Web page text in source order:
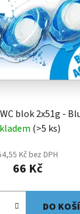
blok 2x51g -
(>5 ks)
Kč bez DPH
66 Kč
DO